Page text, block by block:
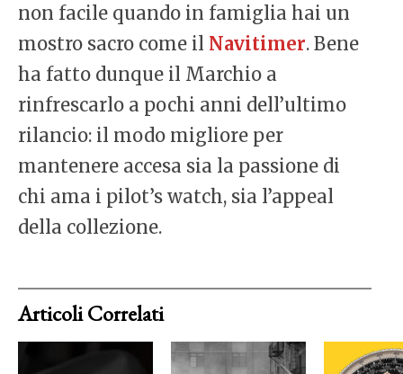
non facile quando in famiglia hai un
mostro sacro come il Navitimer. Bene
ha fatto dunque il Marchio a
rinfrescarlo a pochi anni dell’ultimo
rilancio: il modo migliore per
mantenere accesa sia la passione di
chi ama i pilot’s watch, sia l’appeal
della collezione.
Articoli Correlati